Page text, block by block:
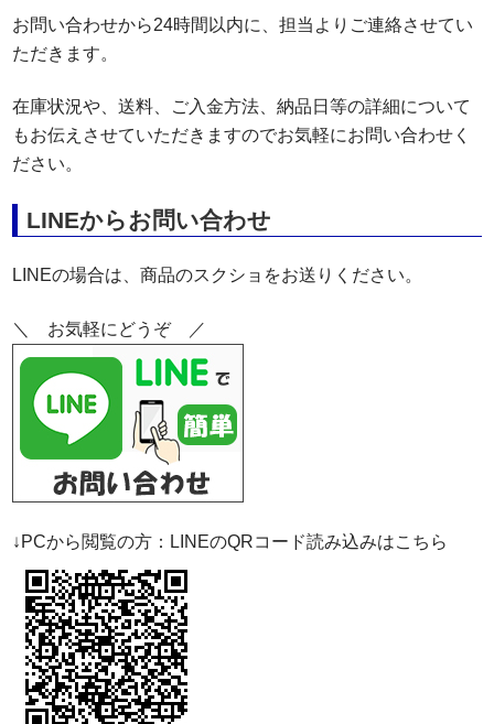
お問い合わせから24時間以内に、担当よりご連絡させてい
ただきます。
在庫状況や、送料、ご入金方法、納品日等の詳細について
もお伝えさせていただきますのでお気軽にお問い合わせく
ださい。
LINEからお問い合わせ
LINEの場合は、商品のスクショをお送りください。
＼ お気軽にどうぞ ／
↓PCから閲覧の方：LINEのQRコード読み込みはこちら